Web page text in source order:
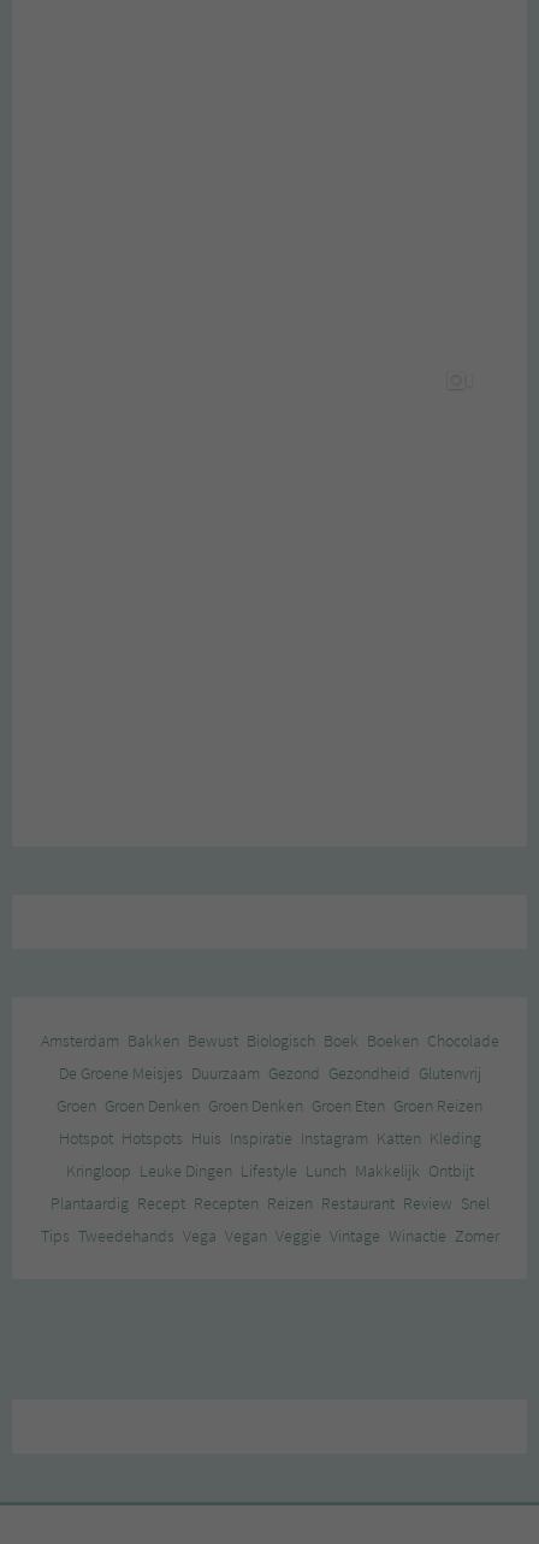
Amsterdam Bakken Bewust Biologisch Boek Boeken Chocolade
De Groene Meisjes Duurzaam Gezond Gezondheid Glutenvrij
Groen Groen Denken Groen Denken Groen Eten Groen Reizen
Hotspot Hotspots Huis Inspiratie Instagram Katten Kleding
Kringloop Leuke Dingen Lifestyle Lunch Makkelijk Ontbijt
Plantaardig Recept Recepten Reizen Restaurant Review Snel
Tips Tweedehands Vega Vegan Veggie Vintage Winactie Zomer